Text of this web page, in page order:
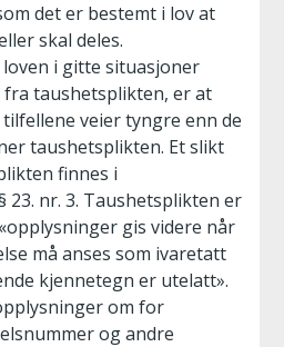
det er bestemt i lov at
skal deles.
i gitte situasjoner
taushetsplikten, er at
veier tyngre enn de
taushetsplikten. Et slikt
finnes i
23. nr. 3. Taushetsplikten er
gis videre når
må anses som ivaretatt
kjennetegn er utelatt».
om for
og andre